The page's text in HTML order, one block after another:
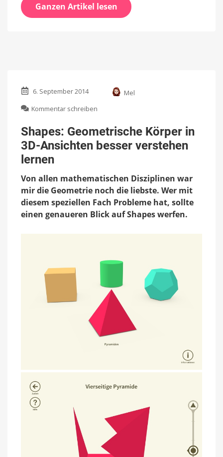
Ganzen Artikel lesen
6. September 2014
Mel
Kommentar schreiben
Geometrische
Körper
in
besser
verstehen
lernen
Shapes: Geometrische Körper in
3D-Ansichten besser verstehen
lernen
Von allen mathematischen Disziplinen war
mir die Geometrie noch die liebste. Wer mit
diesem speziellen Fach Probleme hat, sollte
einen genaueren Blick auf Shapes werfen.